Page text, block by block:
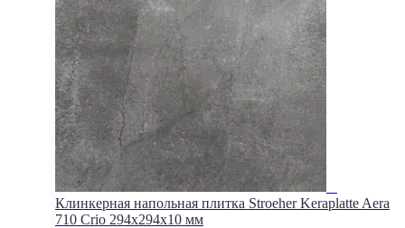
Клинкерная напольная плитка Stroeher Keraplatte Aera
710 Crio 294x294x10 мм